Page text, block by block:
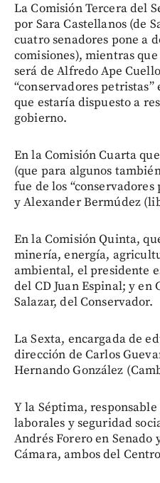
La Comisión Tercera del
por Sara Castellanos (de
cuatro senadores pone a
comisiones), mientras
será de Alfredo Ape
“conservadores
que estaría dispuesto a
gobierno.
En la Comisión Cuarta
(que para algunos
fue de los
y Alexander Bermúdez
En la Comisión Quinta,
minería, energía,
ambiental, el presidente
del CD Juan Espinal; y en
Salazar, del Conservador.
La Sexta, encargada de
dirección de Carlos
Hernando González
Y la Séptima,
laborales y seguridad
Andrés Forero en Senado
Cámara, ambos del